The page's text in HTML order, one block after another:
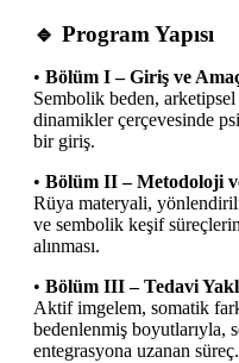
🔹 Program Yapısı
• Bölüm I – Giriş ve
Sembolik beden,
dinamikler çerçevesinde
bir giriş.
• Bölüm II – Metodoloji
Rüya materyali,
ve sembolik keşif
alınması.
• Bölüm III – Tedavi
Aktif imgelem, somatik
bedenlenmiş boyutlarıyla,
entegrasyona uzanan süreç.